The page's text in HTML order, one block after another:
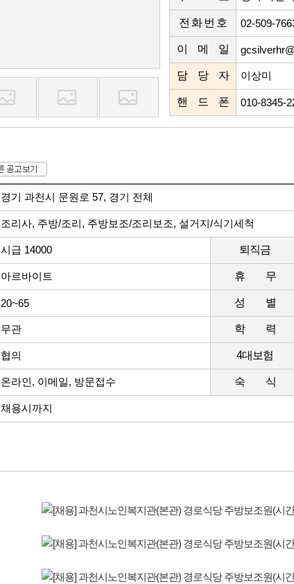
전 화 번 호 02-509-
이 메 일
담 당 자 이상미
핸 드 폰 010-8345-
경기 과천시 문원로 57, 경기 전체
조리사, 주방/조리, 주방보조/조리보조, 설거지/식기세척
시급 14000 퇴직금
아르바이트 휴 무
20~65 성 별
무관 학 력
협의 4대보험
온라인, 이메일, 방문접수 숙 식
채용시까지